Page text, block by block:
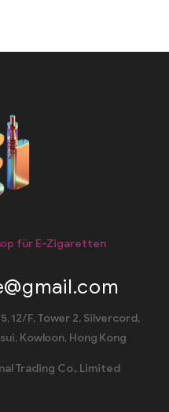
für E-Zigaretten
12/F, Tower 2, Silvercord,
Kowloon, Hong Kong
Trading Co., Limited